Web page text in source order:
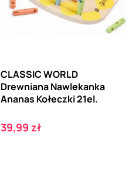
CLASSIC WORLD
Drewniana Nawlekanka
Ananas Kołeczki 21el.
Cena
39,99 zł